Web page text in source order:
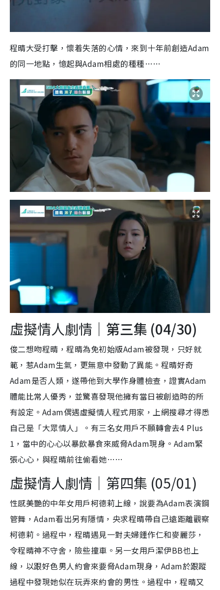
程晴大受打擊，懷着失落的心情，來到十年前創造Adam
的同一地點，憶起與Adam相處的種種……
虛擬情人劇情｜ 第三集 (04/30)
俊二想吻程晴，程晴為免初始版Adam被發現，只好就
範，惹Adam生氣，更無意中發動了異能。程晴好奇
Adam是否人類，遂帶他到大學作身體檢查，證實Adam
體能比常人優秀，並驚喜發現他擁有當日被創造時的所
有設定。Adam偶遇虛擬情人程式用家，上網搜尋才得悉
自己是「大眾情人」。有三名女用戶不願轉會去4 Plus
1，當中的心心以暴飲暴食來威脅Adam現身。Adam緊
張心心，與程晴前往偷看她……
虛擬情人劇情｜第四集 (05/01)
性感美艷的中年女用戶柯德莉上線，說要為Adam表演鋼
管舞，Adam看出另有隱情，央求程晴帶自己遠距離觀察
柯德莉。過程中，程晴遇見一對夫婦鍾作仁和麥麗莎，
令程晴神不守舍，險些撞車。另一女用戶潔伊BB也上
線，以跟好色男人約會來要脅Adam現身，Adam於跟蹤
過程中發現她似在玩弄來約會的男性。過程中，程晴又